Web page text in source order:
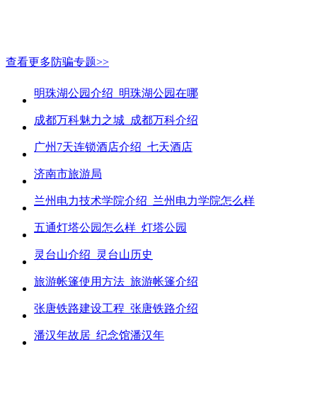
查看更多防骗专题>>
明珠湖公园介绍_明珠湖公园在哪
成都万科魅力之城_成都万科介绍
广州7天连锁酒店介绍_七天酒店
济南市旅游局
兰州电力技术学院介绍_兰州电力学院怎么样
五通灯塔公园怎么样_灯塔公园
灵台山介绍_灵台山历史
旅游帐篷使用方法_旅游帐篷介绍
张唐铁路建设工程_张唐铁路介绍
潘汉年故居_纪念馆潘汉年